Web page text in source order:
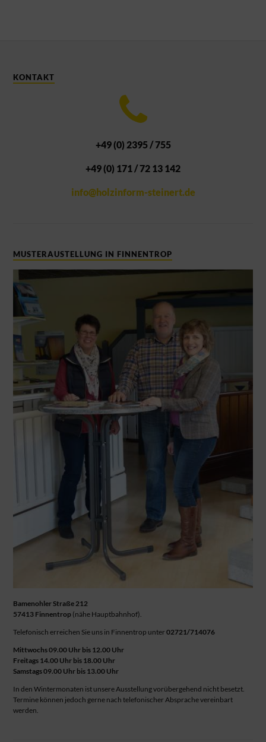
KONTAKT
+49 (0) 2395 / 755
+49 (0) 171 / 72 13 142
info@holzinform-steinert.de
MUSTERAUSTELLUNG IN FINNENTROP
Bamenohler Straße 212
57413 Finnentrop (nähe Hauptbahnhof).
Telefonisch erreichen Sie uns in Finnentrop unter02721/714076
Mittwochs 09.00 Uhr bis 12.00 Uhr
Freitags 14.00 Uhr bis 18.00 Uhr
Samstags 09.00 Uhr bis 13.00 Uhr
In den Wintermonaten ist unsere Ausstellung vorübergehend nicht besetzt.
Termine können jedoch gerne nach telefonischer Absprache vereinbart
werden.